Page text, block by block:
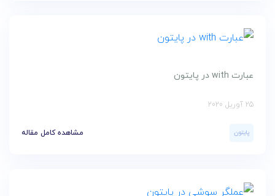
عبارت with در پایتون
25 آوریل 2020
پایتون مشاهده کامل مقاله